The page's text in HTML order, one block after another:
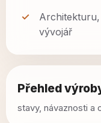
vývojář
Přehled
stavy, návaznosti a